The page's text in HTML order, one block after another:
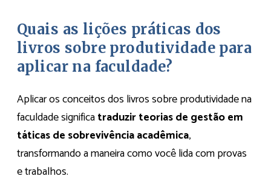
Quais as lições práticas dos
livros sobre produtividade para
aplicar na faculdade?
Aplicar os conceitos dos livros sobre produtividade na
faculdade significatraduzir teorias de gestão em
táticas de sobrevivência acadêmica,
transformando a maneira como você lida com provas
e trabalhos.